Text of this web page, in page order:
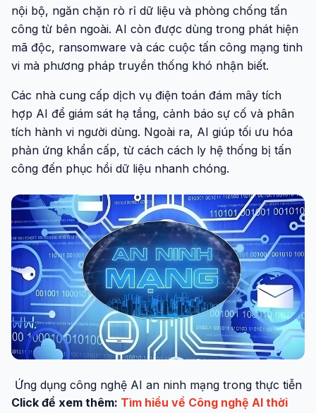
nội bộ, ngăn chặn rò rỉ dữ liệu và phòng chống tấn
công từ bên ngoài. AI còn được dùng trong phát hiện
mã độc, ransomware và các cuộc tấn công mạng tinh
vi mà phương pháp truyền thống khó nhận biết.
Các nhà cung cấp dịch vụ điện toán đám mây tích
hợp AI để giám sát hạ tầng, cảnh báo sự cố và phân
tích hành vi người dùng. Ngoài ra, AI giúp tối ưu hóa
phản ứng khẩn cấp, từ cách cách ly hệ thống bị tấn
công đến phục hồi dữ liệu nhanh chóng.
Ứng dụng công nghệ AI an ninh mạng trong thực tiễn
Click để xem thêm: Tìm hiểu về Công nghệ AI thời